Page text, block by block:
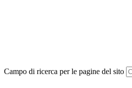
Campo di ricerca per le pagine del sito